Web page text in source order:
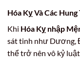
Hóa Kỵ Và Các
Khi Hóa Kỵ nhập
sát tinh như Dương,
thể trở nên vô kỷ